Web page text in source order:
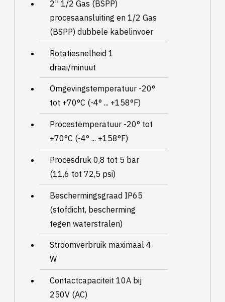
2” 1/2 Gas (BSPP)
procesaansluiting en 1/2 Gas
(BSPP) dubbele kabelinvoer
Rotatiesnelheid 1
draai/minuut
Omgevingstemperatuur -20°
tot +70°C (-4° ... +158°F)
Procestemperatuur -20° tot
+70°C (-4° ... +158°F)
Procesdruk 0,8 tot 5 bar
(11,6 tot 72,5 psi)
Beschermingsgraad IP65
(stofdicht, bescherming
tegen waterstralen)
Stroomverbruik maximaal 4
W
Contactcapaciteit 10A bij
250V (AC)